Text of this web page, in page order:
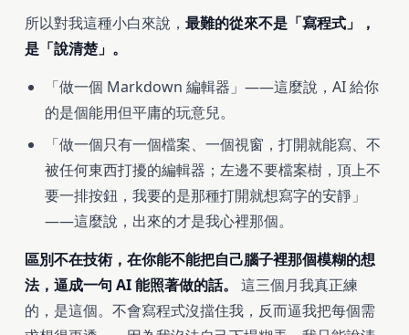
所以對我這種小白來說， 最難的從來不是「寫程式」，
是「說清楚」。
「做一個 Markdown 編輯器」——這麼說，AI 給你
的是個能用但平庸的玩意兒。
「做一個只有一個檔案、一個視窗，打開就能寫、不
被任何東西打擾的編輯器；左邊不要檔案樹，頂上不
要一排按鈕，我要的是那種打開就想寫字的安靜」
——這麼說，出來的才是我心裡那個。
區別不在技術，在你能不能把自己腦子裡那個模糊的想
法，逼成一句 AI 能照著做的話。
這三個月我真正練
的，是這個。不會寫程式沒擋住我，反而逼我把每個需